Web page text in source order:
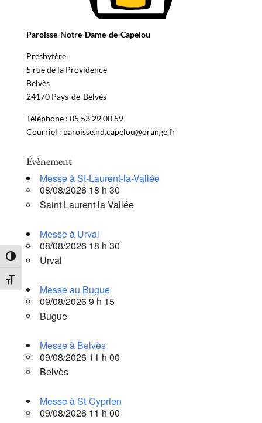
Passer en contraste élevé
Changer la taille de la police
Paroisse-Notre-Dame-de-Capelou
Presbytère
5 rue de la Providence
Belvès
24170 Pays-de-Belvès
Téléphone : 05 53 29 00 59
Courriel : paroisse.nd.capelou@orange.fr
Évènement
Messe à St-Laurent-la-Vallée
08/08/2026 18 h 30
Saint Laurent la Vallée
Messe à Urval
08/08/2026 18 h 30
Urval
Messe au Bugue
09/08/2026 9 h 15
Bugue
Messe à Belvès
09/08/2026 11 h 00
Belvès
Messe à St-Cyprien
09/08/2026 11 h 00